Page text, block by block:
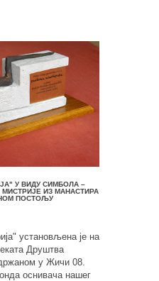
У ВИДУ СИМБОЛА –
ИЗ МАНАСТИРА
ПОСТОЉУ
установљена је на
Друштва
у Жичи 08.
оснивача нашег